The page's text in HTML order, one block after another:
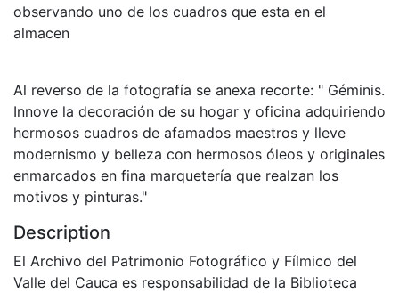
observando uno de los cuadros que esta en el
almacen
Al reverso de la fotografía se anexa recorte: " Géminis.
Innove la decoración de su hogar y oficina adquiriendo
hermosos cuadros de afamados maestros y lleve
modernismo y belleza con hermosos óleos y originales
enmarcados en fina marquetería que realzan los
motivos y pinturas."
Description
El Archivo del Patrimonio Fotográfico y Fílmico del
Valle del Cauca es responsabilidad de la Biblioteca